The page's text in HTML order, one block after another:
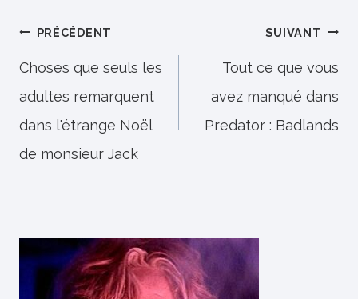
Navigation
de
l’article
PRÉCÉDENT
Choses que seuls les
adultes remarquent
dans l'étrange Noël
de monsieur Jack
SUIVANT
Tout ce que vous
avez manqué dans
Predator : Badlands